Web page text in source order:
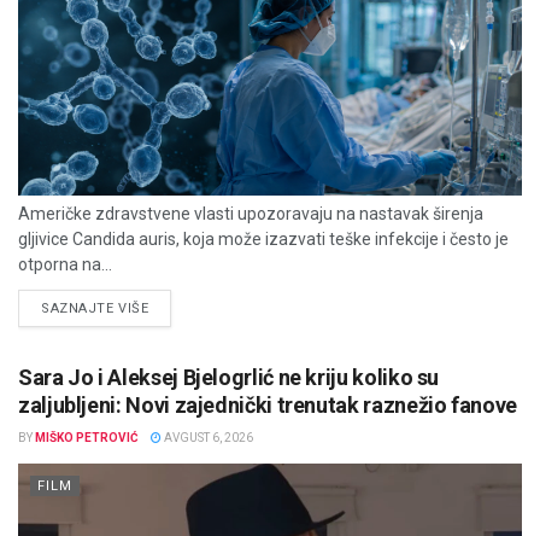
Američke zdravstvene vlasti upozoravaju na nastavak širenja
gljivice Candida auris, koja može izazvati teške infekcije i često je
otporna na...
SAZNAJTE VIŠEDETAILS
Sara Jo i Aleksej Bjelogrlić ne kriju koliko su
zaljubljeni: Novi zajednički trenutak raznežio fanove
BY MIŠKO PETROVIĆ AVGUST 6, 2026
FILM